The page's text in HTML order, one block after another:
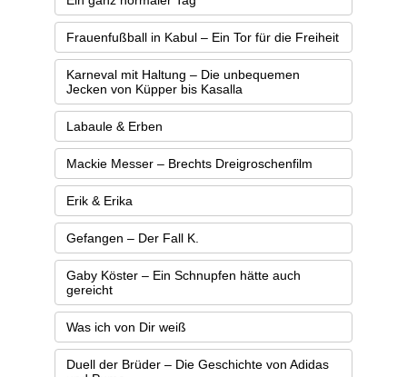
Frauenfußball in Kabul – Ein Tor für die Freiheit
Karneval mit Haltung – Die unbequemen
Jecken von Küpper bis Kasalla
Labaule & Erben
Mackie Messer – Brechts Dreigroschenfilm
Erik & Erika
Gefangen – Der Fall K.
Gaby Köster – Ein Schnupfen hätte auch
gereicht
Was ich von Dir weiß
Duell der Brüder – Die Geschichte von Adidas